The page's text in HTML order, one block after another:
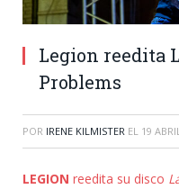
Legion reedita
Problems
POR IRENE KILMISTER EL 19
LEGION reedita su disco